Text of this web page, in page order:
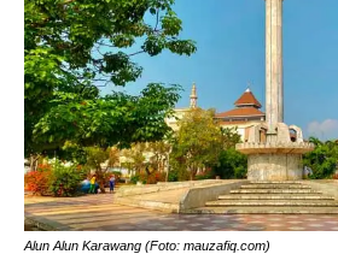
Alun Alun Karawang (Foto: mauzafiq.com)